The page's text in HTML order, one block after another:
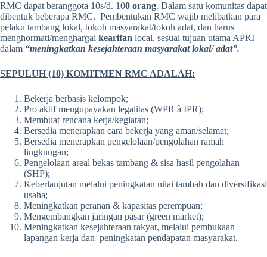
RMC dapat beranggota 10s/d. 100 orang. Dalam satu komunitas dapat
dibentuk beberapa RMC. Pembentukan RMC wajib melibatkan para
pelaku tambang lokal, tokoh masyarakat/tokoh adat, dan harus
menghormati/menghargai kearifan local, sesuai tujuan utama APRI
dalam “meningkatkan kesejahteraan masyarakat lokal/ adat”.
SEPULUH (10) KOMITMEN RMC ADALAH:
Bekerja berbasis kelompok;
Pro aktif mengupayakan legalitas (WPR à IPR);
Membuat rencana kerja/kegiatan;
Bersedia menerapkan cara bekerja yang aman/selamat;
Bersedia menerapkan pengelolaan/pengolahan ramah
lingkungan;
Pengelolaan areal bekas tambang & sisa hasil pengolahan
(SHP);
Keberlanjutan melalui peningkatan nilai tambah dan diversifikasi
usaha;
Meningkatkan peranan & kapasitas perempuan;
Mengembangkan jaringan pasar (green market);
Meningkatkan kesejahteraan rakyat, melalui pembukaan
lapangan kerja dan peningkatan pendapatan masyarakat.